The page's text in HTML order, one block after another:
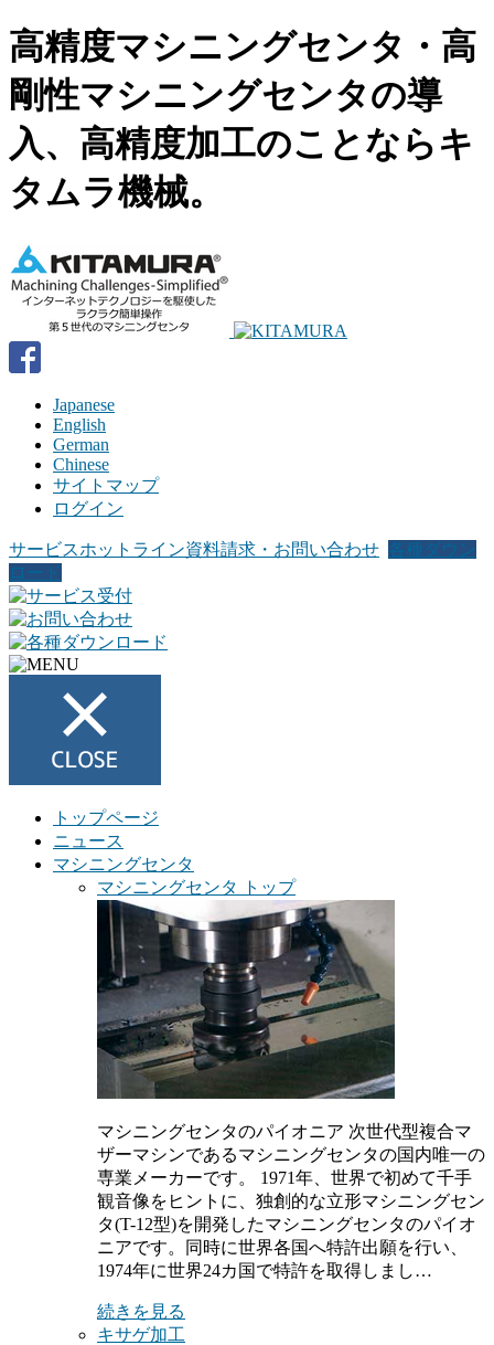
高精度マシニングセンタ・高
剛性マシニングセンタの導
入、高精度加工のことならキ
タムラ機械。
Japanese
English
German
Chinese
サイトマップ
ログイン
サービスホットライン資料請求・お問い合わせ 各種ダウン
ロード
トップページ
ニュース
マシニングセンタ
マシニングセンタ トップ
マシニングセンタのパイオニア 次世代型複合マ
ザーマシンであるマシニングセンタの国内唯一の
専業メーカーです。 1971年、世界で初めて千手
観音像をヒントに、独創的な立形マシニングセン
タ(T-12型)を開発したマシニングセンタのパイオ
ニアです。同時に世界各国へ特許出願を行い、
1974年に世界24カ国で特許を取得しまし…
続きを見る
キサゲ加工